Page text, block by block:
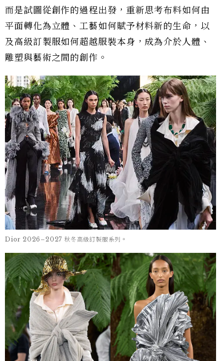
而是試圖從創作的過程出發，重新思考布料如何由
平面轉化為立體、工藝如何賦予材料新的生命，以
及高級訂製服如何超越服裝本身，成為介於人體、
雕塑與藝術之間的創作。
Dior 2026–2027 秋冬高級訂製服系列。